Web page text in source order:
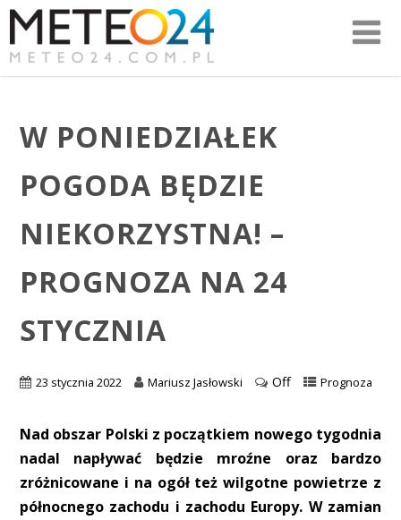
W PONIEDZIAŁEK
POGODA BĘDZIE
NIEKORZYSTNA! –
PROGNOZA NA 24
STYCZNIA
23 stycznia 2022 Mariusz Jasłowski Off Prognoza
Nad obszar Polski z początkiem nowego tygodnia
nadal napływać będzie mroźne oraz bardzo
zróżnicowane i na ogół też wilgotne powietrze z
północnego zachodu i zachodu Europy. W zamian